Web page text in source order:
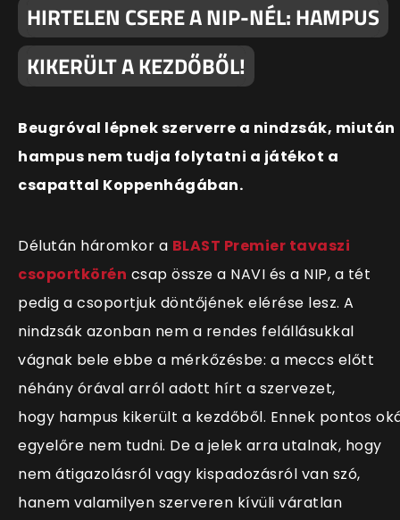
HIRTELEN CSERE A NIP-NÉL: HAMPUS
KIKERÜLT A KEZDŐBŐL!
Beugróval lépnek szerverre a nindzsák, miután
hampus nem tudja folytatni a játékot a
csapattal Koppenhágában.
Délután háromkor a BLAST Premier tavaszi
csoportkörén csap össze a NAVI és a NIP, a tét
pedig a csoportjuk döntőjének elérése lesz. A
nindzsák azonban nem a rendes felállásukkal
vágnak bele ebbe a mérkőzésbe: a meccs előtt
néhány órával arról adott hírt a szervezet,
hogy hampus kikerült a kezdőből. Ennek pontos
egyelőre nem tudni. De a jelek arra utalnak, hogy
nem átigazolásról vagy kispadozásról van szó,
hanem valamilyen szerveren kívüli váratlan